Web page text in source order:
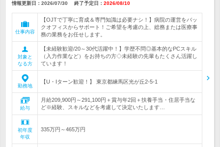
情報更新日：2026/07/30 終了予定日： 2026/08/10
仕事内容
【OJTで丁寧に育成＆専門知識は必要ナシ！】病院の運営をバッ
クオフィスからサポート！ご希望を考慮の上、総務または医療事
務の業務をお任せします。
対象と
なる方
【未経験歓迎/20～30代活躍中！】学歴不問◎基本的なPCスキル
（入力作業など）をお持ちの方◇未経験の先輩もたくさん活躍し
ています！
勤務地
【U・Iターン歓迎！】 東京都練馬区光が丘2-5-1
給与
月給209,900円～291,100円＋賞与年2回＋扶養手当・住居手当な
ど※経験、スキルなどを考慮して決定いたします…
初年度
年収
335万円～465万円